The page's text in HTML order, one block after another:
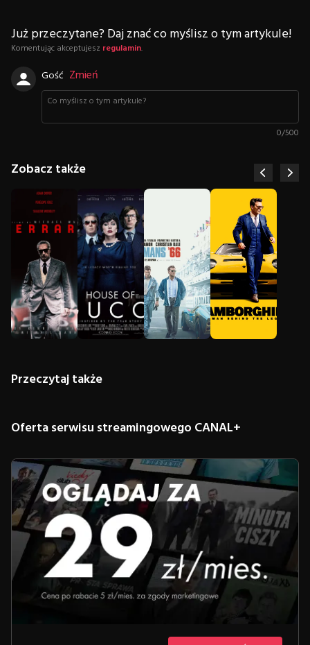
Już przeczytane? Daj znać co myślisz o tym artykule!
Komentując akceptujesz regulamin.
Gość Zmień
0/500
Zobacz także
Przeczytaj także
Oferta serwisu streamingowego CANAL+